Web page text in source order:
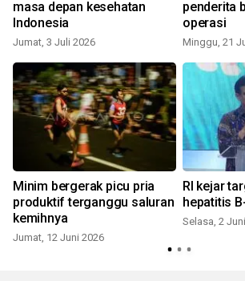
masa depan kesehatan
Indonesia
Jumat, 3 Juli 2026
penderita
operasi
Minggu, 21
Minim bergerak picu pria
produktif terganggu saluran
kemihnya
Jumat, 12 Juni 2026
RI kejar
hepatitis
Selasa, 2